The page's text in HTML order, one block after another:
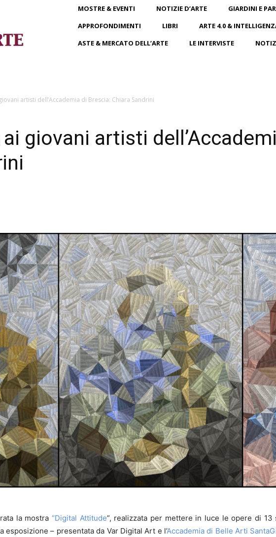
MOSTRE & EVENTI NOTIZIE D’ARTE GIARDINI E
APPROFONDIMENTI
LIBRI
ARTE 4.0 &
ASTE & MERCATO DELL’ARTE
LE INTERVISTE
artisti dell’Accademia di Brescia: Chiara Sandrini
giovani artisti
la mostra“Digital Attitude”, realizzata per mettere in luce le opere di
esposizione – presentata da Var Digital Art e l’Accademia di Belle Arti